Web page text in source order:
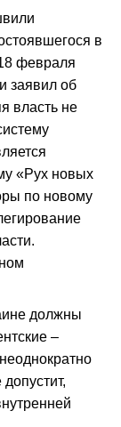
в
февраля
заявил об
власть не
«Рух новых
по новому
должны
–